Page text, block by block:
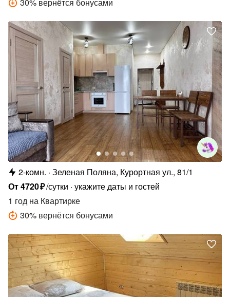
2-комн. Зеленая Поляна, Курортная ул., 81/1
От4720₽/сутки укажите даты и гостей
1 год на Квартирке
30% вернётся бонусами